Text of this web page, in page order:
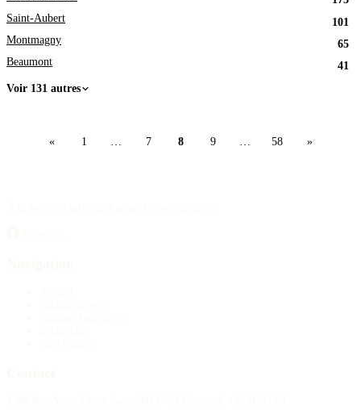
Saint-Aubert
101
Montmagny
65
Beaumont
41
Voir 131 autres
« 1 7 8 9 58 »